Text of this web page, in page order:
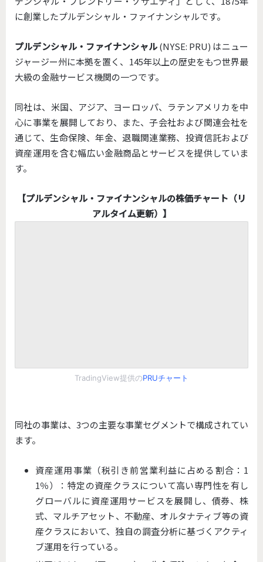
に創業したプルデンシャル・ファイナンシャルです。
プルデンシャル・ファイナンシャル(NYSE: PRU) はニュー
ジャージー州に本拠を置く、145年以上の歴史をもつ世界最
大級の金融サービス機関の一つです。
同社は、米国、アジア、ヨーロッパ、ラテンアメリカを中
心に事業を展開しており、また、子会社および関連会社を
通じて、生命保険、年金、退職関連業務、投資信託および
資産運用を含む幅広い金融商品とサービスを提供していま
す。
【プルデンシャル・ファイナンシャルの株価チャート（リ
アルタイム更新）】
TradingView提供のPRUチャート
同社の事業は、3つの主要な事業セグメントで構成されてい
ます。
資産運用事業（税引き前営業利益に占める割合：1
1％）：特定の資産クラスについて高い専門性を有し
グローバルに資産運用サービスを展開し、債券、株
式、マルチアセット、不動産、オルタナティブ等の資
産クラスにおいて、独自の調査分析に基づくアクティ
ブ運用を行っている。